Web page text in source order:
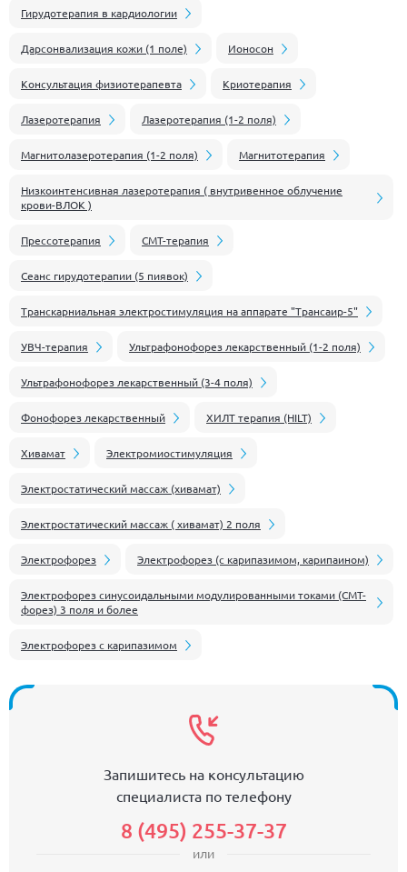
Гирудотерапия в кардиологии
Дарсонвализация кожи (1 поле) Ионосон
Консультация физиотерапевта Криотерапия
Лазеротерапия Лазеротерапия (1-2 поля)
Магнитолазеротерапия (1-2 поля) Магнитотерапия
Низкоинтенсивная лазеротерапия ( внутривенное облучение
крови-ВЛОК )
Прессотерапия СМТ-терапия
Сеанс гирудотерапии (5 пиявок)
Транскарниальная электростимуляция на аппарате "Трансаир-5"
УВЧ-терапия Ультрафонофорез лекарственный (1-2 поля)
Ультрафонофорез лекарственный (3-4 поля)
Фонофорез лекарственный ХИЛТ терапия (HILT)
Хивамат Электромиостимуляция
Электростатический массаж (хивамат)
Электростатический массаж ( хивамат) 2 поля
Электрофорез Электрофорез (с карипазимом, карипаином)
Электрофорез синусоидальными модулированными токами (СМТ-
форез) 3 поля и более
Электрофорез с карипазимом
Запишитесь на консультацию
специалиста по телефону
8 (495) 255-37-37
или